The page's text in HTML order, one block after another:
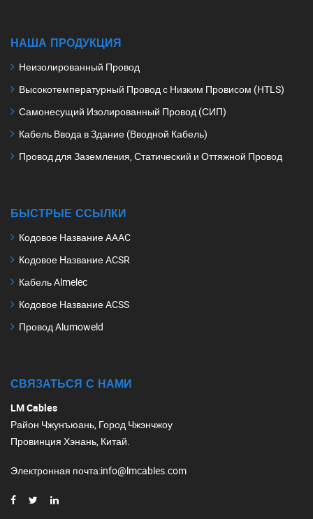
НАША ПРОДУКЦИЯ
Неизолированный Провод
Высокотемпературный Провод с Низким Провисом (HTLS)
Самонесущий Изолированный Провод (СИП)
Кабель Ввода в Здание (Вводной Кабель)
Провод для Заземления, Статический и Оттяжной Провод
БЫСТРЫЕ ССЫЛКИ
Кодовое Название AAAC
Кодовое Название ACSR
Кабель Almelec
Кодовое Название ACSS
Провод Alumoweld
СВЯЗАТЬСЯ С НАМИ
LM Cables
Район Чжунъюань, Город Чжэнчжоу
Провинция Хэнань, Китай.
Электронная почта:info@lmcables.com
Portuguese